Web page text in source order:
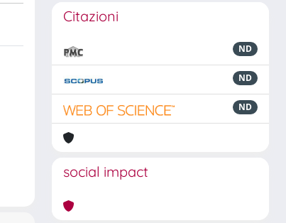
Citazioni
ND
ND
ND
social impact